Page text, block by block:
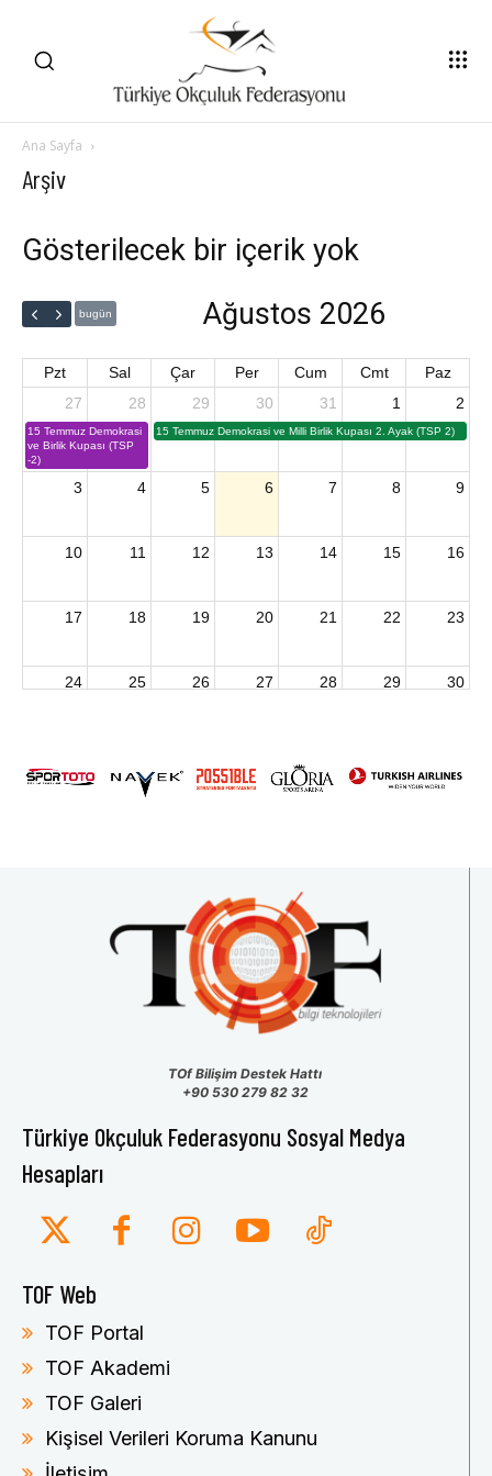
Ana Sayfa
Arşiv
Gösterilecek bir içerik yok
bugün Ağustos 2026
Pzt Sal Çar Per Cum Cmt
Paz
27
15 Temmuz Demokrasi
ve Birlik Kupası (TSP
-2)
28 29
15 Temmuz Demokrasi ve Milli Birlik Kupası 2. Ayak (TSP 2)
30 31 1 2
3 4 5 6 7 8 9
10 11 12 13 14 15 16
17 18 19 20 21 22 23
24 25 26 27 28 29 30
TOf Bilişim Destek Hattı
+90 530 279 82 32
Türkiye Okçuluk Federasyonu Sosyal Medya
Hesapları
TOF Web
TOF Portal
TOF Akademi
TOF Galeri
Kişisel Verileri Koruma Kanunu